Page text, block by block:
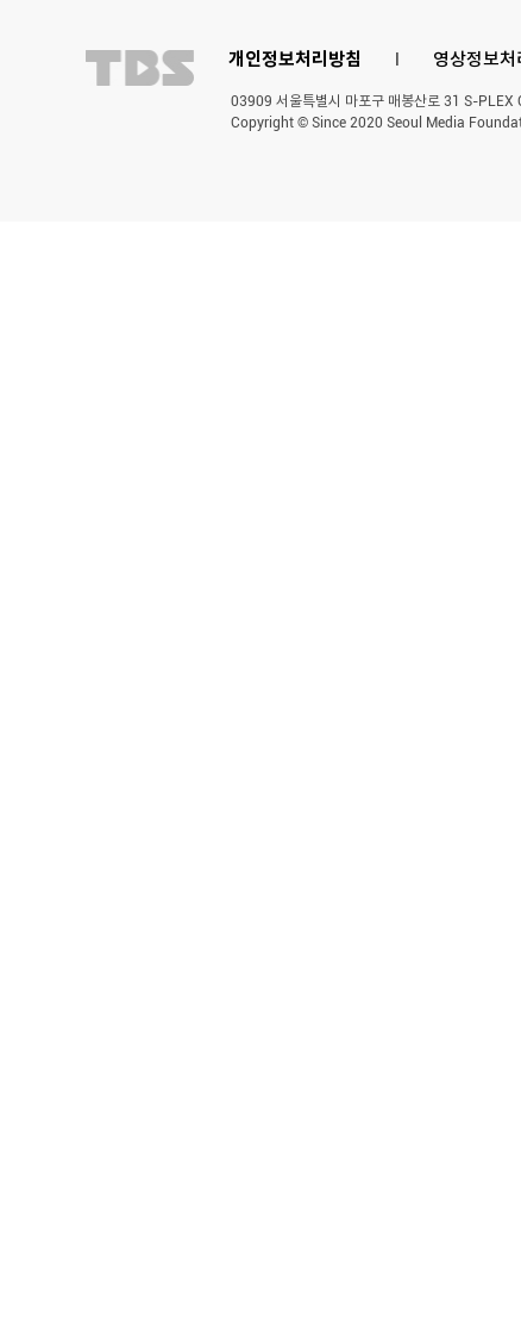
개인정보처리방침 l 영상정보처
03909 서울특별시 마포구 매봉산로 31 S-
Copyright © Since 2020 Seoul Media